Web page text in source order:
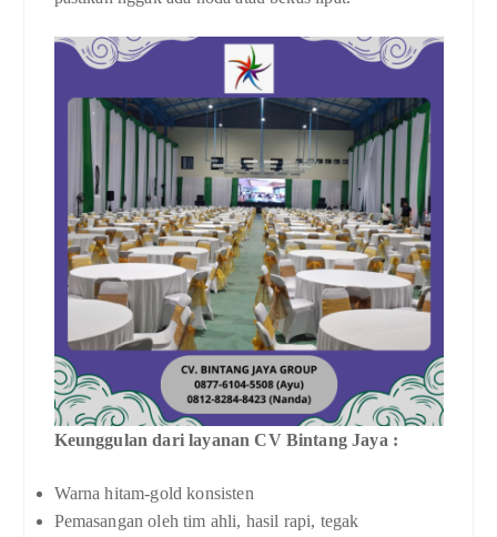
Keunggulan dari layanan CV Bintang Jaya :
Warna hitam-gold konsisten
Pemasangan oleh tim ahli, hasil rapi, tegak